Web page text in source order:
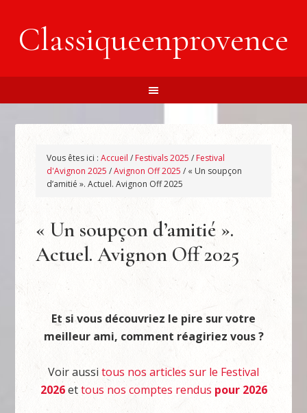
Classiqueenprovence
Vous êtes ici :Accueil / Festivals 2025 / Festival
d'Avignon 2025 /Avignon Off 2025 / « Un soupçon
d’amitié ». Actuel. Avignon Off 2025
« Un soupçon d’amitié ».
Actuel. Avignon Off 2025
Et si vous découvriez le pire sur votre
meilleur ami, comment réagiriez vous ?
Voir aussi tous nos articles sur le Festival
2026ettous nos comptes rendus pour 2026